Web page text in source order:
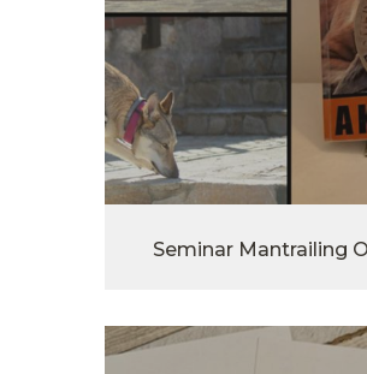
Seminar Mantrailing